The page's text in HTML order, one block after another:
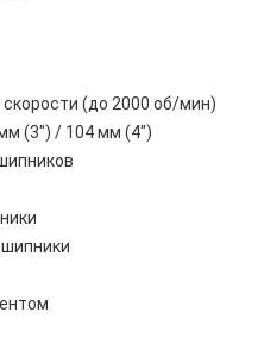
(до 2000 об/мин)
(3") / 104 мм (4")